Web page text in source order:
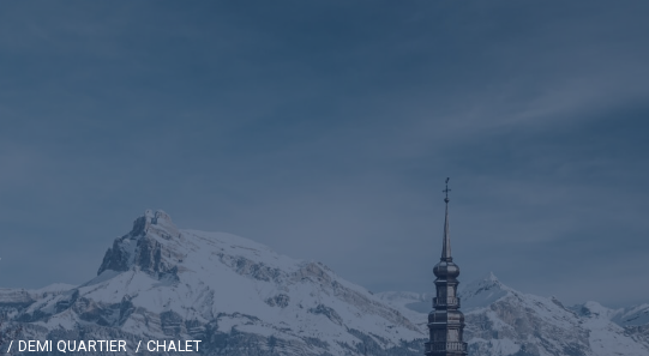
DEMI QUARTIER CHALET